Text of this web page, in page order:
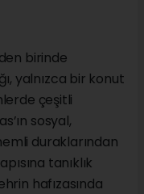
birinde
yalnızca bir konut
çeşitli
sosyal,
duraklarından
tanıklık
hafızasında